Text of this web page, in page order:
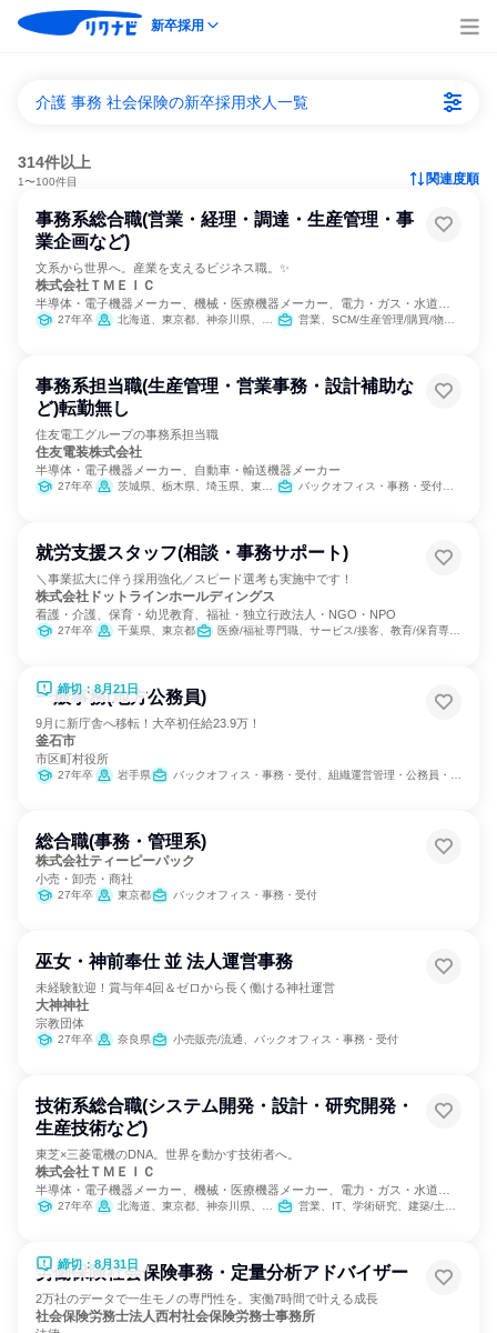
新卒採用
介護 事務 社会保険の新卒採用求人一覧
314件以上
1〜100件目 関連度順
事務系総合職(営業・経理・調達・生産管理・事
業企画など)
文系から世界へ。産業を支えるビジネス職。✨
株式会社ＴＭＥＩＣ
半導体・電子機器メーカー、機械・医療機器メーカー、電力・ガス・水道・
エネルギー
27年卒 北海道、東京都、神奈川県、愛知県、兵庫県、長崎県 営業、SCM/生産管理/購買/物流、経理/税務/財務、人事、総務、法務/知財、広報/IR、経営/事業企画
事務系担当職(生産管理・営業事務・設計補助な
ど)転勤無し
住友電工グループの事務系担当職
住友電装株式会社
半導体・電子機器メーカー、自動車・輸送機器メーカー
27年卒 茨城県、栃木県、埼玉県、東京都、神奈川県、静岡県、愛知県、三重県、広島県 バックオフィス・事務・受付、SCM/生産管理/購買/物流、経理/税務/財務、人事、総務
就労支援スタッフ(相談・事務サポート)
＼事業拡大に伴う採用強化／スピード選考も実施中です！
株式会社ドットラインホールディングス
看護・介護、保育・幼児教育、福祉・独立行政法人・NGO・NPO
27年卒 千葉県、東京都 医療/福祉専門職、サービス/接客、教育/保育専門職
締切：8月21日
一般事務(地方公務員)
9月に新庁舎へ移転！大卒初任給23.9万！
釜石市
市区町村役所
27年卒 岩手県 バックオフィス・事務・受付、組織運営管理・公務員・事務系職種
総合職(事務・管理系)
株式会社ティーピーパック
小売・卸売・商社
27年卒 東京都 バックオフィス・事務・受付
巫女・神前奉仕 並 法人運営事務
未経験歓迎！賞与年4回＆ゼロから長く働ける神社運営
大神神社
宗教団体
27年卒 奈良県 小売販売/流通、バックオフィス・事務・受付
技術系総合職(システム開発・設計・研究開発・
生産技術など)
東芝×三菱電機のDNA。世界を動かす技術者へ。
株式会社ＴＭＥＩＣ
半導体・電子機器メーカー、機械・医療機器メーカー、電力・ガス・水道・
エネルギー
27年卒 北海道、東京都、神奈川県、愛知県、兵庫県、長崎県 営業、IT、学術研究、建築/土木/プラント専門職、製造・生産工程
締切：8月31日
労働保険社会保険事務・定量分析アドバイザー
2万社のデータで一生モノの専門性を。実働7時間で叶える成長
社会保険労務士法人西村社会保険労務士事務所